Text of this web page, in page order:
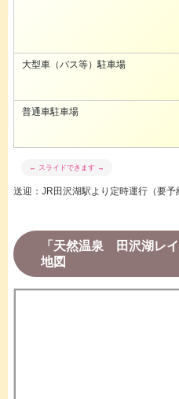
大型車（バス等）駐車場
普通車駐車場
送迎：JR田沢湖駅より定時運行（要予
「天然温泉 田沢湖レ
地図